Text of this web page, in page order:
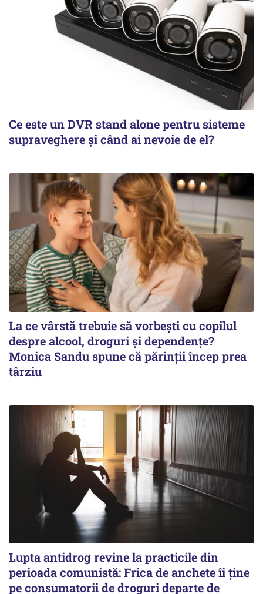
Ce este un DVR stand alone pentru sisteme
supraveghere și când ai nevoie de el?
La ce vârstă trebuie să vorbești cu copilul
despre alcool, droguri și dependențe?
Monica Sandu spune că părinții încep prea
târziu
Lupta antidrog revine la practicile din
perioada comunistă: Frica de anchete îi ține
pe consumatorii de droguri departe de